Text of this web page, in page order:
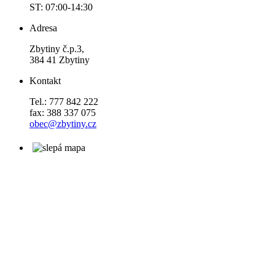
ST: 07:00-14:30
Adresa
Zbytiny č.p.3,
384 41 Zbytiny
Kontakt
Tel.: 777 842 222
fax: 388 337 075
obec@zbytiny.cz